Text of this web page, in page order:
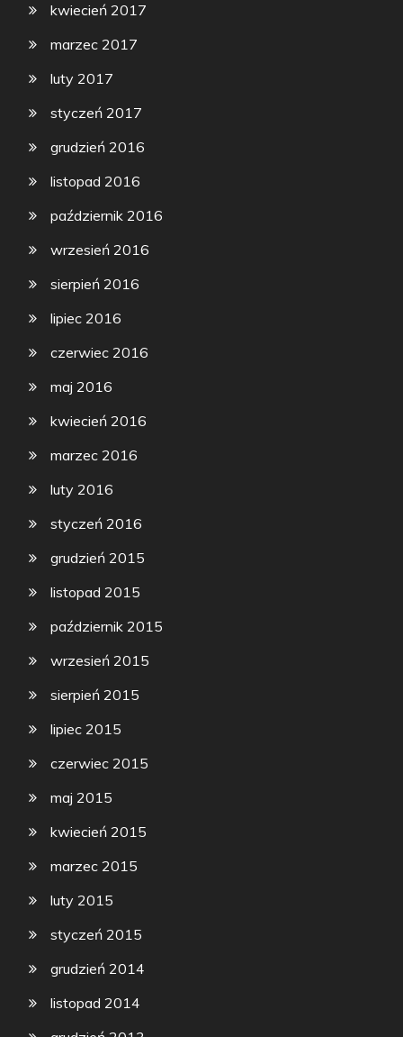
kwiecień 2017
marzec 2017
luty 2017
styczeń 2017
grudzień 2016
listopad 2016
październik 2016
wrzesień 2016
sierpień 2016
lipiec 2016
czerwiec 2016
maj 2016
kwiecień 2016
marzec 2016
luty 2016
styczeń 2016
grudzień 2015
listopad 2015
październik 2015
wrzesień 2015
sierpień 2015
lipiec 2015
czerwiec 2015
maj 2015
kwiecień 2015
marzec 2015
luty 2015
styczeń 2015
grudzień 2014
listopad 2014